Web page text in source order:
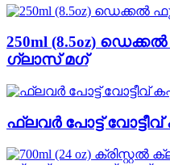
250ml (8.5oz)
ഗ്ലാസ് മഗ്
ഫ്ലവർ പോട്ട്